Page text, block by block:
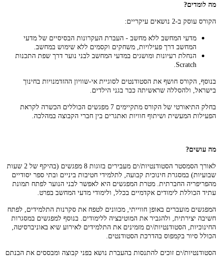
מה לומדים?
הקורס עוסק ב-2 נושאים עיקריים:
מדעי המחשב ללא מחשב - העברת העקרונות הבסיסיים של מדעי
המחשב דרך פעילויות, משחקים וקסמים ללא שימוש במחשב.
הנחלת רעיונות ומושגים במדעי המחשב לבני נוער דרך שפת התכנות
.Scratch
בנוסף, הקורס חושף את הסטודנטים לסוגיית אי-שוויון ההזדמנויות בחינוך
בישראל, ולהסללה שראשיתה כבר בגני הילדים.
בחלק התיאורטי של הקורס מתקיימים 7 מפגשים הכוללים הכשרה לקראת
הפעילות המעשית ושיתוף חוויות ואתגרים בין חברי הקבוצה במהלכה.
מה עושים?
לאורך הסמסטר הסטודנטיות/ים מעבירים בזוגות 8 מפגשים (בהיקף של 2 שעות
שבועיות) במסגרת חינוכית קבועה, לתלמידי חטיבות ביניים ובתי ספר יסודיים
מהפריפריה החברתית. מטרת המפגשים היא לאפשר לבני הנוער לפתח תמונת
עתיד הכוללת לימודים אקדמיים בכלל, ולימודי מדעי המחשב בפרט.
המפגשים מועברים באופן חווייתי, מכוונים לטפח את סקרנות התלמידים, לפתח
חשיבה יצירתית, ולהגביר את המוטיבציה ללימודים
בנוסף למפגשים במסגרות
החינוכיות, הסטודנטיות/ים מזמינים את התלמידים לאירוע שיא באוניברסיטה,
הכולל סיור בקמפוס בהדרכת הסטודנטים.
הסטודנטיות/ים זוכים להתנסות בהעברת נושא בפני קבוצה ומבססים את הבנתם